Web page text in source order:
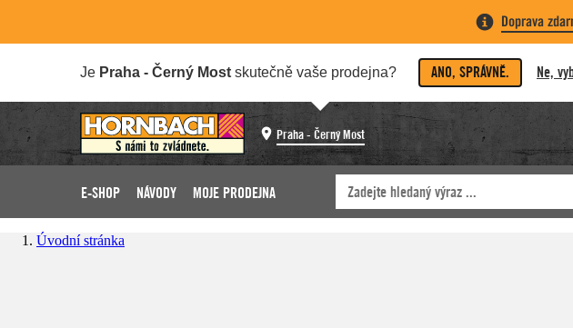
Doprava
Je Praha - Černý Most skutečně vaše prodejna? ANO, SPRÁVNĚ. Ne,
Praha - Černý Most
E-SHOP NÁVODY MOJE PRODEJNA
Úvodní stránka